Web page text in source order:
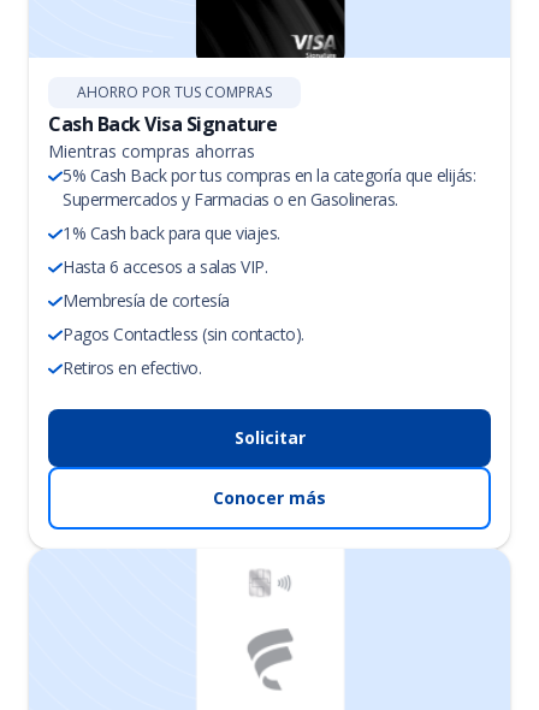
AHORRO POR TUS COMPRAS
Cash Back Visa Signature
Mientras compras ahorras
5% Cash Back por tus compras en la categoría que elijás:
Supermercados y Farmacias o en Gasolineras.
1% Cash back para que viajes.
Hasta 6 accesos a salas VIP.
Membresía de cortesía
Pagos Contactless (sin contacto).
Retiros en efectivo.
Solicitar
Conocer más